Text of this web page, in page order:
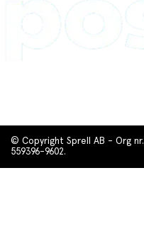
© Copyright Sprell AB - Org nr.
559396-9602.